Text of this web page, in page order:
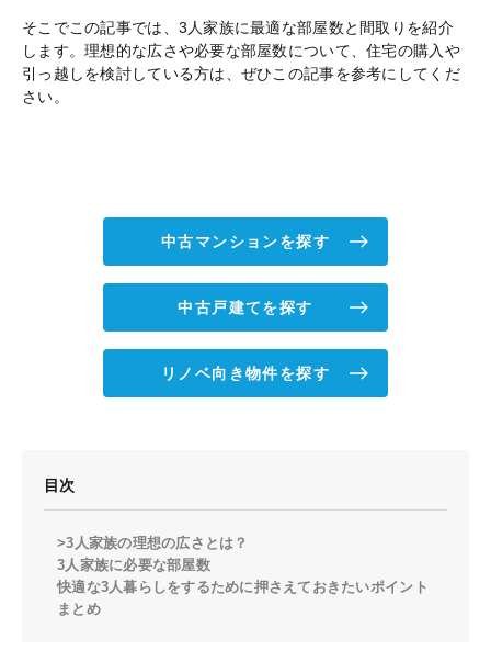
そこでこの記事では、3人家族に最適な部屋数と間取りを紹介
します。理想的な広さや必要な部屋数について、住宅の購入や
引っ越しを検討している方は、ぜひこの記事を参考にしてくだ
さい。
中古マンションを探す
中古戸建てを探す
リノベ向き物件を探す
目次
>3人家族の理想の広さとは？
3人家族に必要な部屋数
快適な3人暮らしをするために押さえておきたいポイント
まとめ